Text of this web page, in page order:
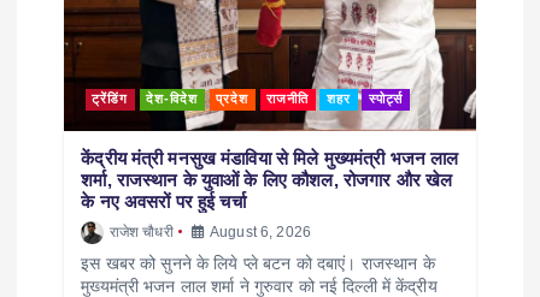
ट्रेंडिंग देश-विदेश प्रदेश राजनीति शहर स्पोर्ट्स
केंद्रीय मंत्री मनसुख मंडाविया से मिले मुख्यमंत्री भजन लाल
शर्मा, राजस्थान के युवाओं के लिए कौशल, रोजगार और खेल
के नए अवसरों पर हुई चर्चा
राजेश चौधरी August 6, 2026
इस खबर को सुनने के लिये प्ले बटन को दबाएं। राजस्थान के
मुख्यमंत्री भजन लाल शर्मा ने गुरुवार को नई दिल्ली में केंद्रीय